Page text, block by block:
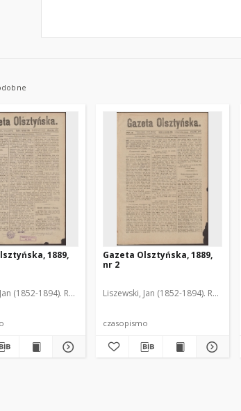
1889,
(1852-1894). Red.
Gazeta Olsztyńska, 1889,
nr 2
Liszewski, Jan (1852-1894). Red.
czasopismo